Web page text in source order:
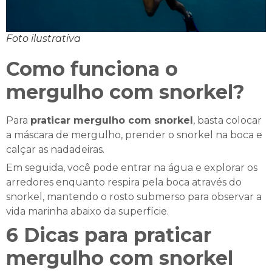
Foto ilustrativa
Como funciona o
mergulho com snorkel?
Para praticar mergulho com snorkel, basta colocar
a máscara de mergulho, prender o snorkel na boca e
calçar as nadadeiras.
Em seguida, você pode entrar na água e explorar os
arredores enquanto respira pela boca através do
snorkel, mantendo o rosto submerso para observar a
vida marinha abaixo da superfície.
6 Dicas para praticar
mergulho com snorkel